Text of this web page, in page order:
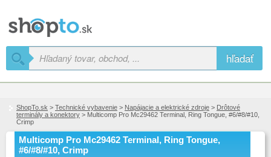
hľadať
ShopTo.sk > Technické vybavenie > Napájacie a elektrické zdroje > Drôtové
terminály a konektory > Multicomp Pro Mc29462 Terminal, Ring Tongue, #6/#8/#10,
Crimp
Multicomp Pro Mc29462 Terminal, Ring Tongue,
#6/#8/#10, Crimp